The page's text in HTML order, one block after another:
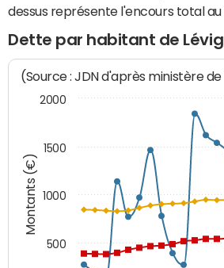
dessus représente l'encours total au
Dette par habitant de
Montants (€)
(Source : JDN d'après ministère
500
1000
1500
2000